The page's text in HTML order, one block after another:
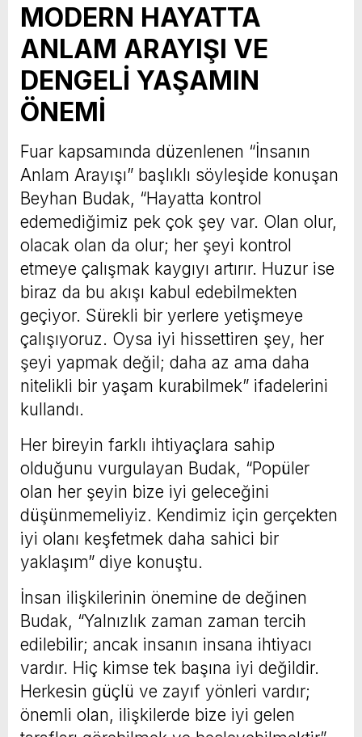
MODERN HAYATTA
ANLAM ARAYIŞI VE
DENGELİ YAŞAMIN
ÖNEMİ
Fuar kapsamında düzenlenen “İnsanın
Anlam Arayışı” başlıklı söyleşide konuşan
Beyhan Budak, “Hayatta kontrol
edemediğimiz pek çok şey var. Olan olur,
olacak olan da olur; her şeyi kontrol
etmeye çalışmak kaygıyı artırır. Huzur ise
biraz da bu akışı kabul edebilmekten
geçiyor. Sürekli bir yerlere yetişmeye
çalışıyoruz. Oysa iyi hissettiren şey, her
şeyi yapmak değil; daha az ama daha
nitelikli bir yaşam kurabilmek” ifadelerini
kullandı.
Her bireyin farklı ihtiyaçlara sahip
olduğunu vurgulayan Budak, “Popüler
olan her şeyin bize iyi geleceğini
düşünmemeliyiz. Kendimiz için gerçekten
iyi olanı keşfetmek daha sahici bir
yaklaşım” diye konuştu.
İnsan ilişkilerinin önemine de değinen
Budak, “Yalnızlık zaman zaman tercih
edilebilir; ancak insanın insana ihtiyacı
vardır. Hiç kimse tek başına iyi değildir.
Herkesin güçlü ve zayıf yönleri vardır;
önemli olan, ilişkilerde bize iyi gelen